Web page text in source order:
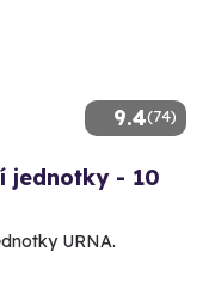
9.4(74)
jednotky - 10
URNA.